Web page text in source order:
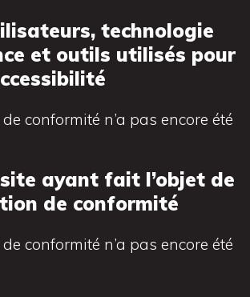
technologie
et outils utilisés pour
conformité n’a pas encore été
ayant fait l’objet de
de conformité
conformité n’a pas encore été